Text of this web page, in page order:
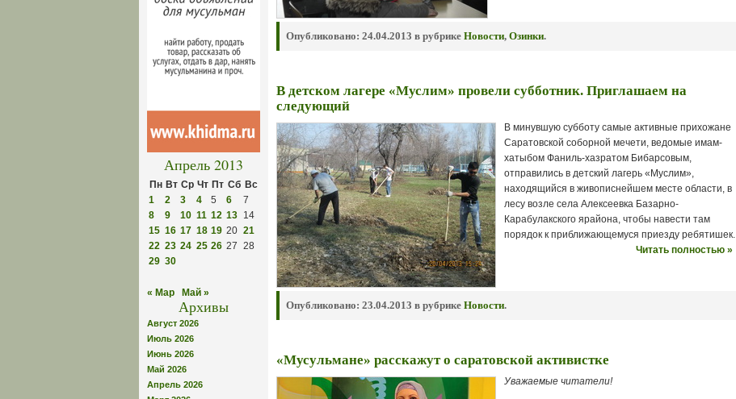
Апрель 2013
Пн Вт Ср Чт Пт Сб Вс
1
2 3 4 5 6
7
8
9 10 11 12 13 14
15 16 17 18 19 20 21
22 23 24 25 26 27 28
29 30
« Мар Май »
Архивы
Август 2026
Июль 2026
Июнь 2026
Май 2026
Апрель 2026
Опубликовано: 24.04.2013 в рубрике Новости, Озинки.
В детском лагере «Муслим» провели субботник. Приглашаем на
следующий
В минувшую субботу самые активные прихожане
Саратовской соборной мечети, ведомые имам-
хатыбом Фаниль-хазратом Бибарсовым,
отправились в детский лагерь «Муслим»,
находящийся в живописнейшем месте области, в
лесу возле села Алексеевка Базарно-
Карабулакского ярайона, чтобы навести там
порядок к приближающемуся приезду ребятишек.
Читать полностью »
Опубликовано: 23.04.2013 в рубрике Новости.
«Мусульмане» расскажут о саратовской активистке
Уважаемые читатели!